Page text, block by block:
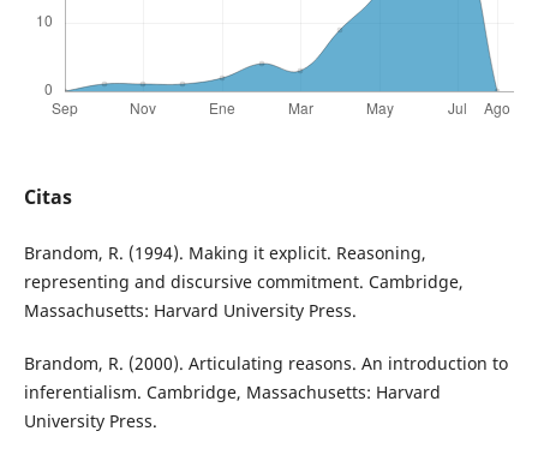
Citas
Brandom, R. (1994). Making it explicit. Reasoning,
representing and discursive commitment. Cambridge,
Massachusetts: Harvard University Press.
Brandom, R. (2000). Articulating reasons. An introduction to
inferentialism. Cambridge, Massachusetts: Harvard
University Press.